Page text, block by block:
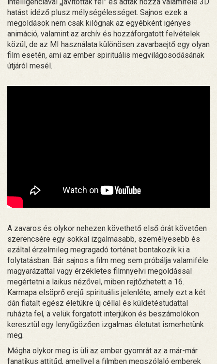
hatást idéző plusz mélységélességet. Sajnos ezek a
megoldások nem csak kilógnak az egyébként igényes
animáció, valamint az archív és hozzáforgatott felvételek
közül, de az MI használata különösen zavarbaejtő egy olyan
film esetén, ami az ember spirituális megvilágosodásának
útjáról mesél.
A zavaros és olykor nehezen követhető első órát követően
szerencsére egy sokkal izgalmasabb, személyesebb és
ezáltal érzelmileg megragadó történet bontakozik ki a
folytatásban. Bár sajnos a film meg sem próbálja valamiféle
magyarázattal vagy érzékletes filmnyelvi megoldással
megértetni a laikus nézővel, miben rejtőzhetett a 16.
Karmapa elsöprő erejű spirituális jelenléte, amely ezt a két
dán fiatalt egész életükre új céllal és küldetéstudattal
ruházta fel, a velük forgatott interjúkon és beszámolókon
keresztül egy lenyűgözően izgalmas életutat ismerhetünk
meg.
Mégha olykor meg is üli az ember gyomrát az a már-már
fanatikus attitűd, amellyel a filmben megszólaló emberek